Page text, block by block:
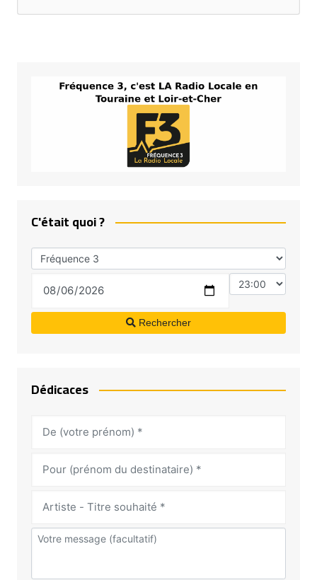
C'était quoi ?
Rechercher
Dédicaces